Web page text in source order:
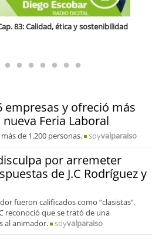
empresas y ofreció más
Feria Laboral
de 1.200 personas. soyvalparaiso
por arremeter
de J.C Rodríguez y
fueron calificados como “clasistas”.
reconoció que se trató de una
al animador.
soyvalparaiso